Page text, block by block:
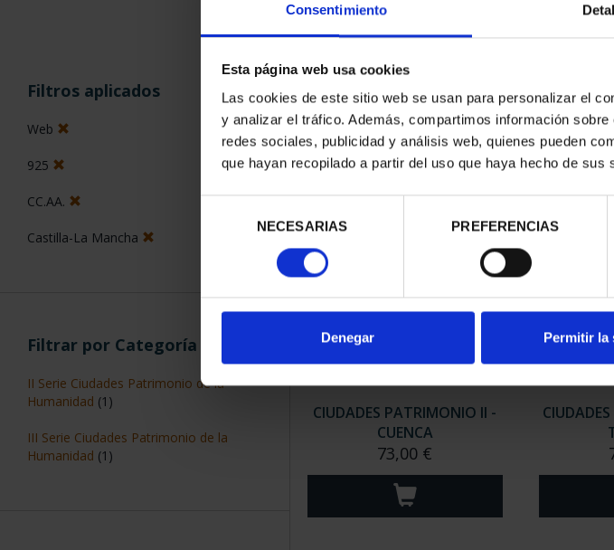
Consentimiento
Esta página web usa cookies
Las cookies de este sitio web se usan para personalizar el
y analizar el tráfico. Además, compartimos información
redes sociales, publicidad y análisis web, quienes pueden
que hayan recopilado a partir del uso que haya hecho de sus
consentimiento
NECESARIAS PREFERENCIAS
Denegar Permitir la
Filtros aplicados
Web
925
CC.AA.
Castilla-La Mancha
Filtrar por Categoría
II Serie Ciudades Patrimonio de la
Humanidad (1)
III Serie Ciudades Patrimonio de la
Humanidad (1)
ORDENAR POR:
2 Productos encontrados
CIUDADES PATRIMONIO II -
CUENCA
73,00 €